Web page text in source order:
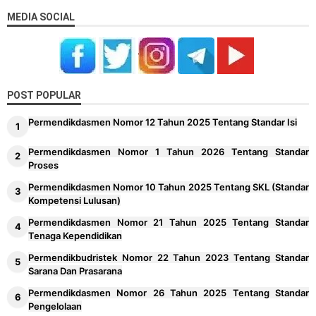
MEDIA SOCIAL
POST POPULAR
Permendikdasmen Nomor 12 Tahun 2025 Tentang Standar Isi
Permendikdasmen Nomor 1 Tahun 2026 Tentang Standar
Proses
Permendikdasmen Nomor 10 Tahun 2025 Tentang SKL (Standar
Kompetensi Lulusan)
Permendikdasmen Nomor 21 Tahun 2025 Tentang Standar
Tenaga Kependidikan
Permendikbudristek Nomor 22 Tahun 2023 Tentang Standar
Sarana Dan Prasarana
Permendikdasmen Nomor 26 Tahun 2025 Tentang Standar
Pengelolaan